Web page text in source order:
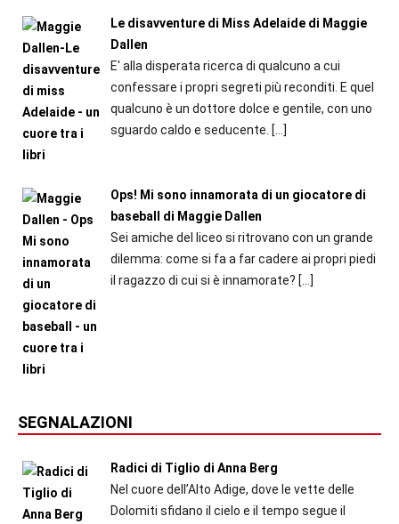
Le disavventure di Miss Adelaide di Maggie
Dallen
E' alla disperata ricerca di qualcuno a cui
confessare i propri segreti più reconditi. E quel
qualcuno è un dottore dolce e gentile, con uno
sguardo caldo e seducente. […]
Ops! Mi sono innamorata di un giocatore di
baseball di Maggie Dallen
Sei amiche del liceo si ritrovano con un grande
dilemma: come si fa a far cadere ai propri piedi
il ragazzo di cui si è innamorate? […]
SEGNALAZIONI
Radici di Tiglio di Anna Berg
Nel cuore dell’Alto Adige, dove le vette delle
Dolomiti sfidano il cielo e il tempo segue il